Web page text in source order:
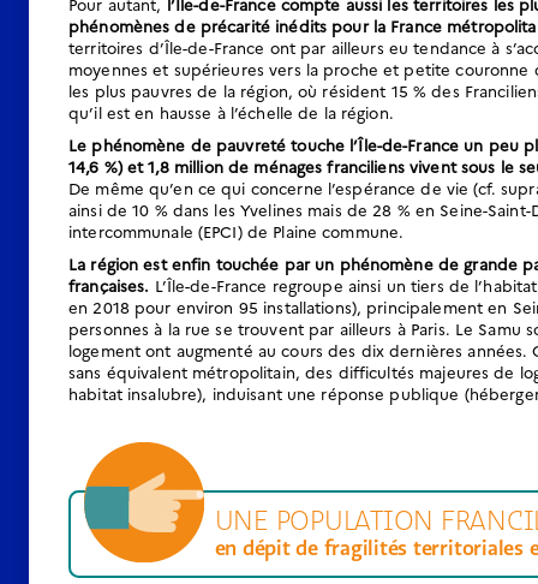
phénomènes de précarité inédits pour la France
territoires d’Île-de-France ont par ailleurs eu tendance à
moyennes et supérieures vers la proche et petite
les plus pauvres de la région, où résident 15 % des
qu’il est en hausse à l’échelle de la région.
Le phénomène de pauvreté touche l’Île-de-France un peu
14,6 %) et 1,8 million de ménages franciliens vivent sous le
De même qu’en ce qui concerne l’espérance de vie (cf.
ainsi de 10 % dans les Yvelines mais de 28 % en Seine-
intercommunale (EPCI) de Plaine commune.
La région est enfin touchée par un phénomène de grande
françaises. L’Île-de-France regroupe ainsi un tiers de
en 2018 pour environ 95 installations), principalement en
personnes à la rue se trouvent par ailleurs à Paris. Le
logement ont augmenté au cours des dix dernières
sans équivalent métropolitain, des difficultés majeures de
habitat insalubre), induisant une réponse publique
UNE POPULATION
en dépit de fragilités territoriales